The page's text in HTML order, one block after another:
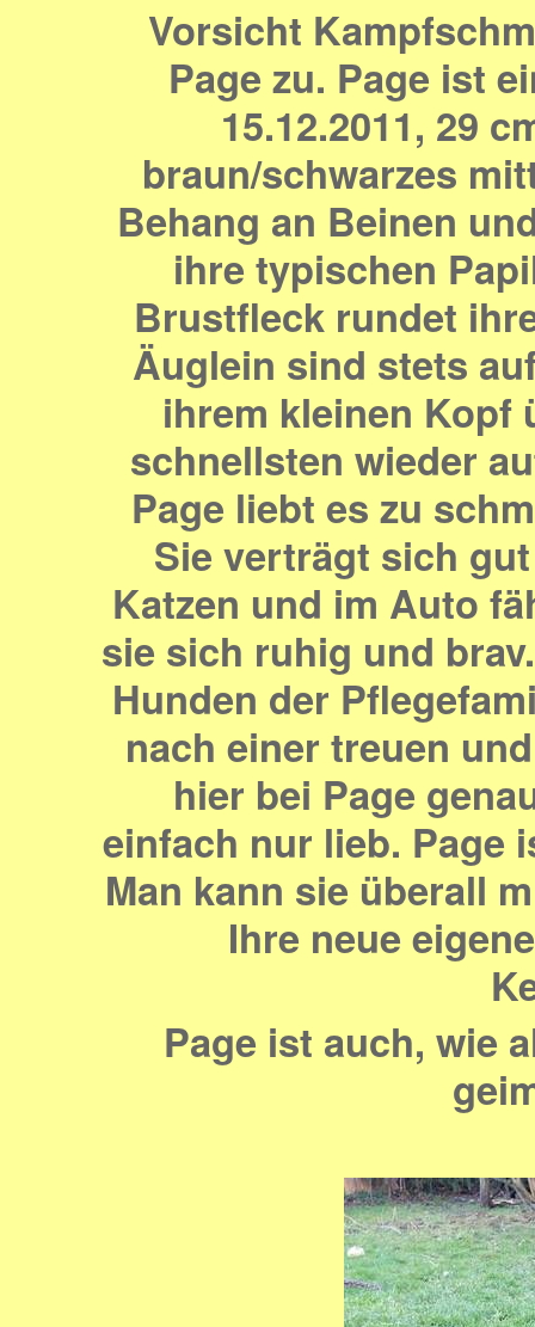
Vorsicht
Page zu. Page ist
15.12.2011, 29
braun/schwarzes
Behang an Beinen
ihre typischen
Brustfleck rundet
Äuglein sind stets
ihrem kleinen Kopf
schnellsten wieder
Page liebt es zu
Sie verträgt sich
Katzen und im Auto
sie sich ruhig und
Hunden der
nach einer treuen
hier bei Page
einfach nur lieb. Page
Man kann sie überall
Ihre neue
Page ist auch, wie